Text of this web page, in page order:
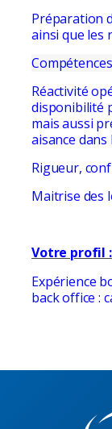
Préparation
ainsi que les
Réactivité
disponibilité
mais aussi
aisance
Rigueur,
Maitrise des
Votre profil :
Expérience
back office :